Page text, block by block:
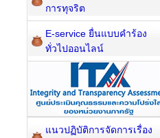
การทุจริต
E-service ยื่นแบบคำร้อง
ทั่วไปออนไลน์
แนวปฏิบัติการจัดการเรื่อง